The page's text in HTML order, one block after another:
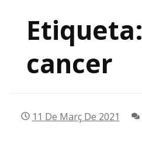
Etiqueta:
cancer
11 De Març De 2021